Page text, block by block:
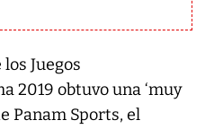
Juegos
2019 obtuvo una ‘muy
Panam Sports, el